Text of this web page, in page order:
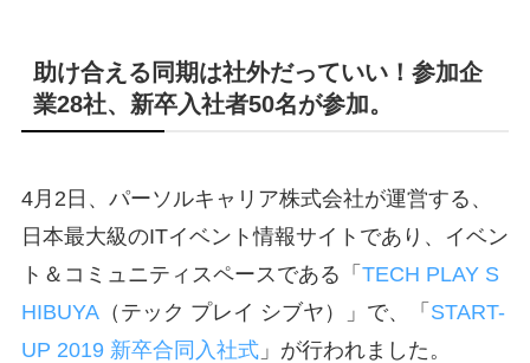
助け合える同期は社外だっていい！参加企
業28社、新卒入社者50名が参加。
4月2日、パーソルキャリア株式会社が運営する、
日本最大級のITイベント情報サイトであり、イベン
ト＆コミュニティスペースである「 TECH PLAY S
HIBUYA（テック プレイ シブヤ）」で、「 START-
UP 2019 新卒合同入社式」が行われました。